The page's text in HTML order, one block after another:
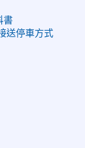
書
送停車方式